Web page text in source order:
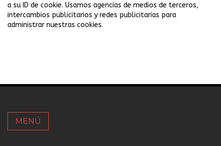
a su ID de cookie. Usamos agencias de medios de terceros,
intercambios publicitarios y redes publicitarias para
administrar nuestras cookies.
MENÚ